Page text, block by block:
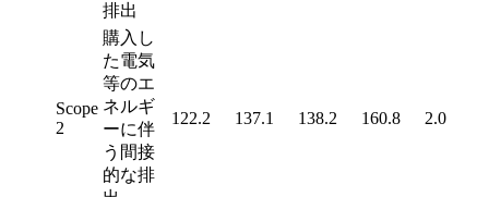
排出
Scope
2
購入し
た電気
等のエ
ネルギ
ーに伴
う間接
的な排
122.2 137.1 138.2 160.8 2.0